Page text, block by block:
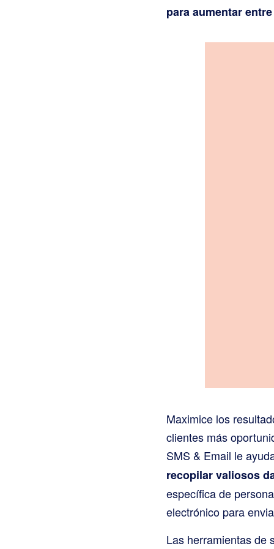
para aumentar
Maximice los
clientes más
SMS & Email le
recopilar valiosos
específica de
electrónico para
Las herramientas de